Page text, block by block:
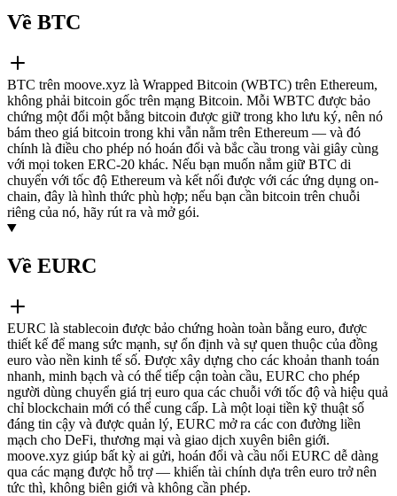
Về BTC
BTC trên moove.xyz là Wrapped Bitcoin (WBTC) trên Ethereum,
không phải bitcoin gốc trên mạng Bitcoin. Mỗi WBTC được bảo
chứng một đổi một bằng bitcoin được giữ trong kho lưu ký, nên nó
bám theo giá bitcoin trong khi vẫn nằm trên Ethereum — và đó
chính là điều cho phép nó hoán đổi và bắc cầu trong vài giây cùng
với mọi token ERC-20 khác. Nếu bạn muốn nắm giữ BTC di
chuyển với tốc độ Ethereum và kết nối được với các ứng dụng on-
chain, đây là hình thức phù hợp; nếu bạn cần bitcoin trên chuỗi
riêng của nó, hãy rút ra và mở gói.
Về EURC
EURC là stablecoin được bảo chứng hoàn toàn bằng euro, được
thiết kế để mang sức mạnh, sự ổn định và sự quen thuộc của đồng
euro vào nền kinh tế số. Được xây dựng cho các khoản thanh toán
nhanh, minh bạch và có thể tiếp cận toàn cầu, EURC cho phép
người dùng chuyển giá trị euro qua các chuỗi với tốc độ và hiệu quả
chỉ blockchain mới có thể cung cấp. Là một loại tiền kỹ thuật số
đáng tin cậy và được quản lý, EURC mở ra các con đường liền
mạch cho DeFi, thương mại và giao dịch xuyên biên giới.
moove.xyz giúp bất kỳ ai gửi, hoán đổi và cầu nối EURC dễ dàng
qua các mạng được hỗ trợ — khiến tài chính dựa trên euro trở nên
tức thì, không biên giới và không cần phép.